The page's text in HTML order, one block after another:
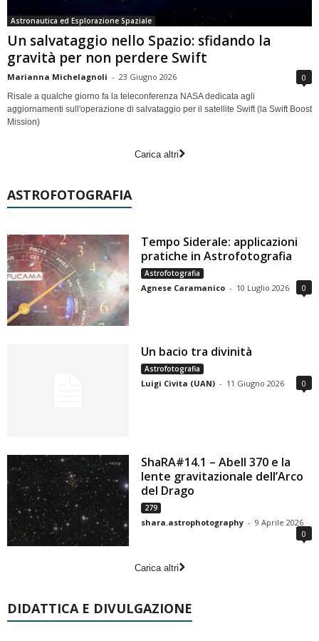
Astronautica ed Esplorazione Spaziale
Un salvataggio nello Spazio: sfidando la
gravità per non perdere Swift
Marianna Michelagnoli - 23 Giugno 2026 0
Risale a qualche giorno fa la teleconferenza NASA dedicata agli
aggiornamenti sull'operazione di salvataggio per il satellite Swift (la Swift Boost
Mission)
Carica altri
ASTROFOTOGRAFIA
Tempo Siderale: applicazioni
pratiche in Astrofotografia
Astrofotografia
Agnese Caramanico - 10 Luglio 2026 0
Un bacio tra divinità
Astrofotografia
Luigi Civita (UAN) - 11 Giugno 2026 0
ShaRA#14.1 – Abell 370 e la
lente gravitazionale dell’Arco
del Drago
279
shara.astrophotography - 9 Aprile 2026
0
Carica altri
DIDATTICA E DIVULGAZIONE